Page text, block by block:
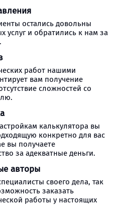
остались довольны
услуг и обратились к нам за
работ нашими
вам получение
сложностей со
калькулятора вы
конкретно для вас
вы получаете
за адекватные деньги.
авторы
своего дела, так
заказать
работы у настоящих